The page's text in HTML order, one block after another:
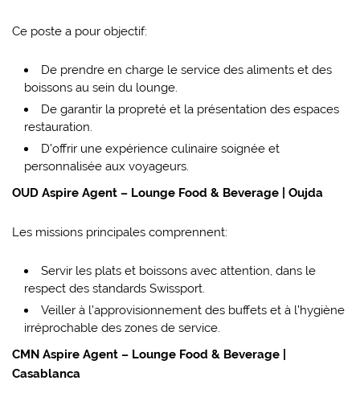
Ce poste a pour objectif:
De prendre en charge le service des aliments et des
boissons au sein du lounge.
De garantir la propreté et la présentation des espaces
restauration.
D’offrir une expérience culinaire soignée et
personnalisée aux voyageurs.
OUD Aspire Agent – Lounge Food & Beverage | Oujda
Les missions principales comprennent:
Servir les plats et boissons avec attention, dans le
respect des standards Swissport.
Veiller à l’approvisionnement des buffets et à l’hygiène
irréprochable des zones de service.
CMN Aspire Agent – Lounge Food & Beverage |
Casablanca